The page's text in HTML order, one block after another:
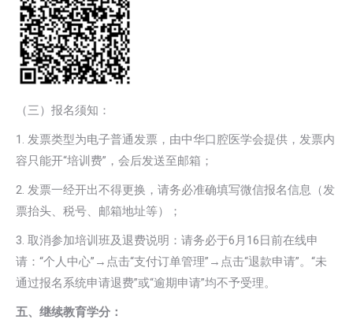
（三）报名须知：
1. 发票类型为电子普通发票，由中华口腔医学会提供，发票内
容只能开“培训费”，会后发送至邮箱；
2. 发票一经开出不得更换，请务必准确填写微信报名信息（发
票抬头、税号、邮箱地址等）；
3. 取消参加培训班及退费说明：请务必于6月16日前在线申
请：“个人中心”→点击“支付订单管理”→点击“退款申请”。“未
通过报名系统申请退费”或“逾期申请”均不予受理。
五、继续教育学分：